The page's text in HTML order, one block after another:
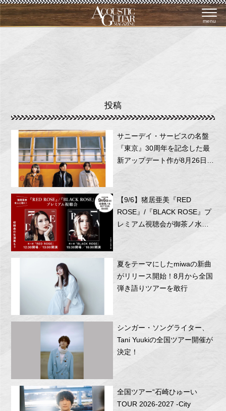
menu
投稿
サニーデイ・サービスの名盤
『東京』30周年を記念した最
新アップデート作が8月26日に
リリース！
【9/6】猪居亜美『RED
ROSE』/『BLACK ROSE』プ
レミアム視聴会が御茶ノ水
夏をテーマにしたmiwaの新曲
がリリース開始！8月から全国
弾き語りツアーを敢行
シンガー・ソングライター、
Tani Yuukiの全国ツアー開催が
決定！
全国ツアー“石崎ひゅーい
TOUR 2026-2027 -City